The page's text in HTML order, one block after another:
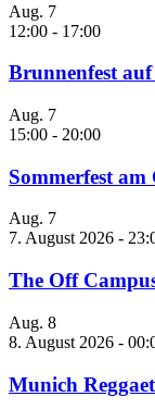
Aug. 7
12:00 - 17:00
Brunnenfest
Aug. 7
15:00 - 20:00
Sommerfest am
Aug. 7
7. August 2026 -
The Off
Aug. 8
8. August 2026 -
Munich